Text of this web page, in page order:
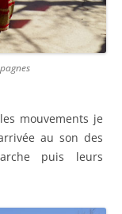
mouvements je
au son des
puis leurs